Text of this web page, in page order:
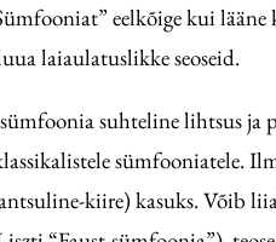
eelkõige kui
laiaulatuslikke seoseid.
suhteline lihtsus
kiire) kasuks. Võib